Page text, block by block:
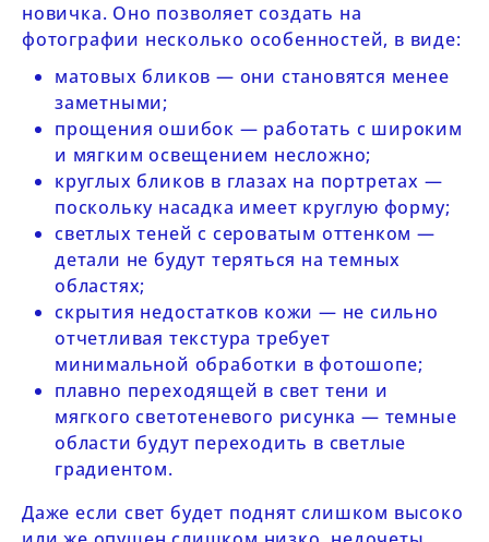
новичка. Оно позволяет создать на
фотографии несколько особенностей, в виде:
матовых бликов — они становятся менее
заметными;
прощения ошибок — работать с широким
и мягким освещением несложно;
круглых бликов в глазах на портретах —
поскольку насадка имеет круглую форму;
светлых теней с сероватым оттенком —
детали не будут теряться на темных
областях;
скрытия недостатков кожи — не сильно
отчетливая текстура требует
минимальной обработки в фотошопе;
плавно переходящей в свет тени и
мягкого светотеневого рисунка — темные
области будут переходить в светлые
градиентом.
Даже если свет будет поднят слишком высоко